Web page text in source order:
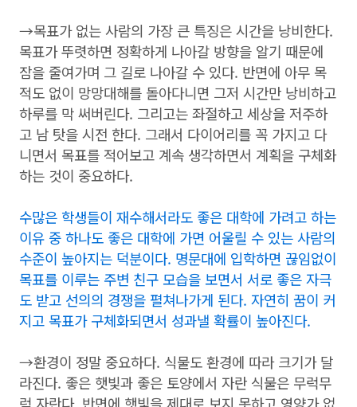
→목표가 없는 사람의 가장 큰 특징은 시간을 낭비한다.
목표가 뚜렷하면 정확하게 나아갈 방향을 알기 때문에
잠을 줄여가며 그 길로 나아갈 수 있다. 반면에 아무 목
적도 없이 망망대해를 돌아다니면 그저 시간만 낭비하고
하루를 막 써버린다. 그리고는 좌절하고 세상을 저주하
고 남 탓을 시전 한다. 그래서 다이어리를 꼭 가지고 다
니면서 목표를 적어보고 계속 생각하면서 계획을 구체화
하는 것이 중요하다.
수많은 학생들이 재수해서라도 좋은 대학에 가려고 하는
이유 중 하나도 좋은 대학에 가면 어울릴 수 있는 사람의
수준이 높아지는 덕분이다. 명문대에 입학하면 끊임없이
목표를 이루는 주변 친구 모습을 보면서 서로 좋은 자극
도 받고 선의의 경쟁을 펼쳐나가게 된다. 자연히 꿈이 커
지고 목표가 구체화되면서 성과낼 확률이 높아진다.
→환경이 정말 중요하다. 식물도 환경에 따라 크기가 달
라진다. 좋은 햇빛과 좋은 토양에서 자란 식물은 무럭무